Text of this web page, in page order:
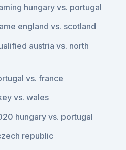
hungary vs. portugal
england vs. scotland
austria vs. north
vs. france
vs. wales
hungary vs. portugal
republic